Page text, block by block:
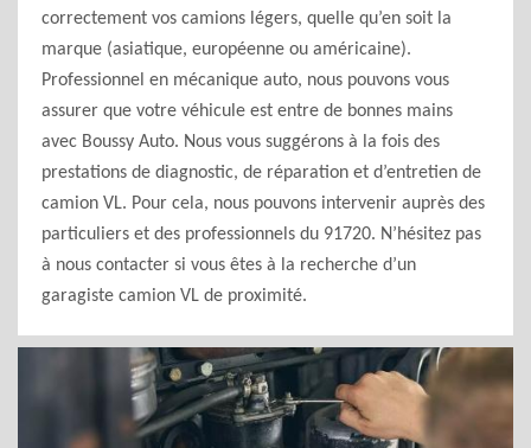
correctement vos camions légers, quelle qu’en soit la
marque (asiatique, européenne ou américaine).
Professionnel en mécanique auto, nous pouvons vous
assurer que votre véhicule est entre de bonnes mains
avec Boussy Auto. Nous vous suggérons à la fois des
prestations de diagnostic, de réparation et d’entretien de
camion VL. Pour cela, nous pouvons intervenir auprès des
particuliers et des professionnels du 91720. N’hésitez pas
à nous contacter si vous êtes à la recherche d’un
garagiste camion VL de proximité.